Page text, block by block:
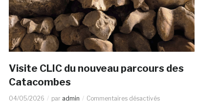
Visite CLIC du nouveau parcours des
Catacombes
04/05/2026 par admin Commentaires désactivés